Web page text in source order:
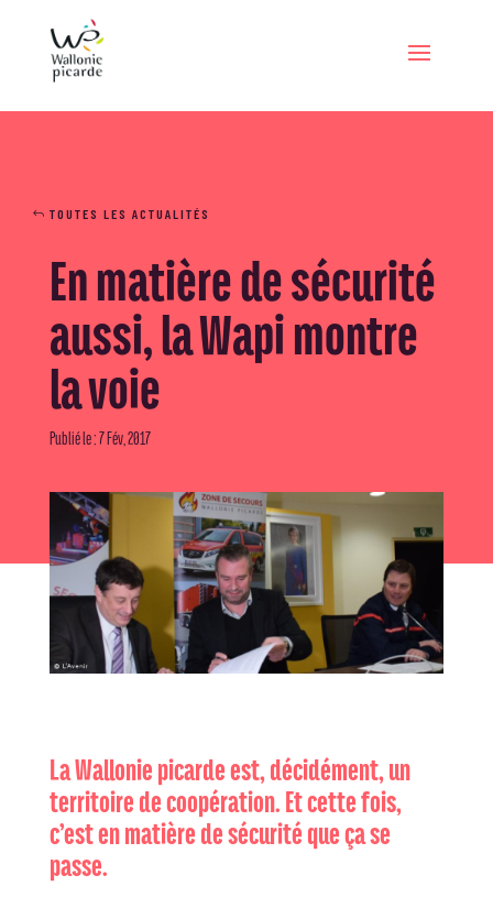
TOUTES LES ACTUALITÉS
En matière de sécurité
aussi, la Wapi montre
la voie
Publié le : 7 Fév, 2017
La Wallonie picarde est, décidément, un
territoire de coopération. Et cette fois,
c’est en matière de sécurité que ça se
passe.